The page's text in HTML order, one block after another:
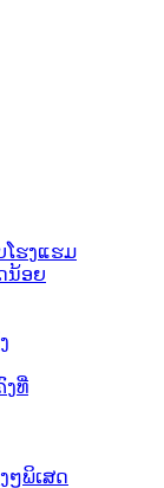
ໂຮງແຮມ
ນ້ອຍ
ງທີ່
ໆພິເສດ